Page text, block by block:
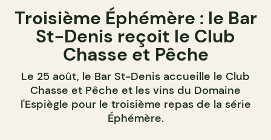
Troisième Éphémère : le Bar
St-Denis reçoit le Club
Chasse et Pêche
Le 25 août, le Bar St-Denis accueille le Club
Chasse et Pêche et les vins du Domaine
l'Espiègle pour le troisième repas de la série
Éphémère.